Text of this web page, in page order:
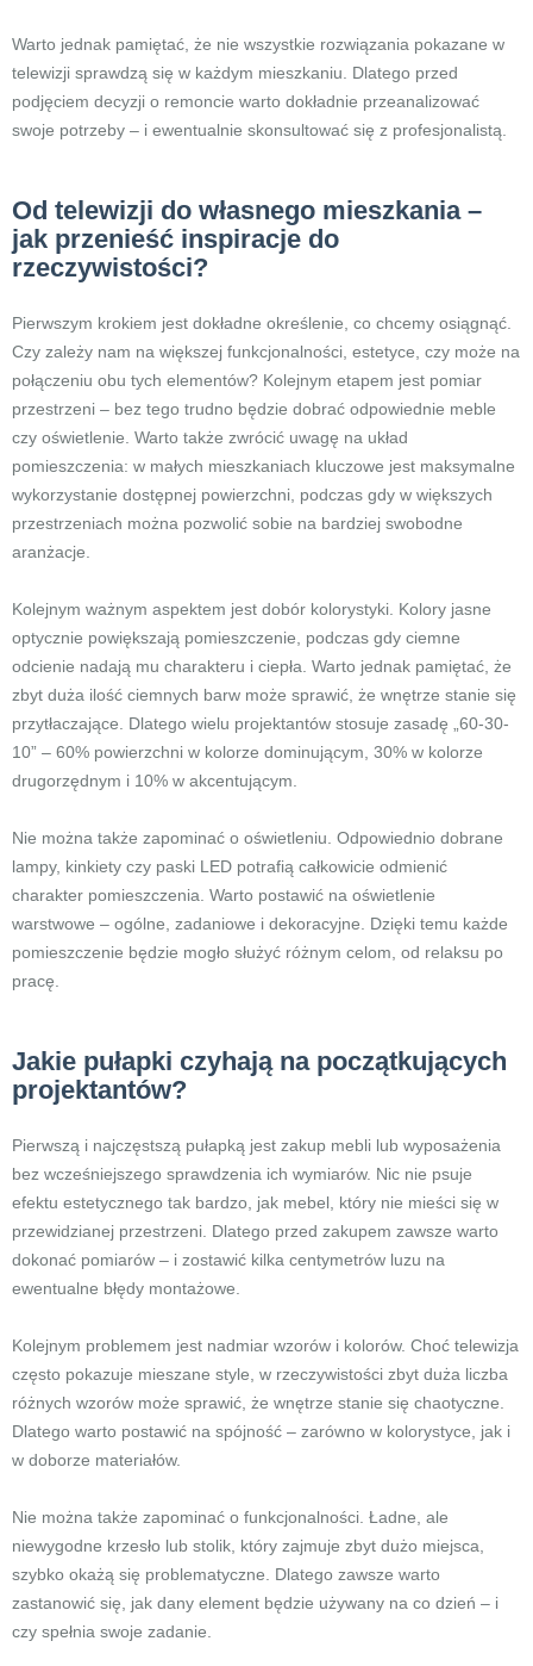
Warto jednak pamiętać, że nie wszystkie rozwiązania pokazane w
telewizji sprawdzą się w każdym mieszkaniu. Dlatego przed
podjęciem decyzji o remoncie warto dokładnie przeanalizować
swoje potrzeby – i ewentualnie skonsultować się z profesjonalistą.
Od telewizji do własnego mieszkania –
jak przenieść inspiracje do
rzeczywistości?
Pierwszym krokiem jest dokładne określenie, co chcemy osiągnąć.
Czy zależy nam na większej funkcjonalności, estetyce, czy może na
połączeniu obu tych elementów? Kolejnym etapem jest pomiar
przestrzeni – bez tego trudno będzie dobrać odpowiednie meble
czy oświetlenie. Warto także zwrócić uwagę na układ
pomieszczenia: w małych mieszkaniach kluczowe jest maksymalne
wykorzystanie dostępnej powierzchni, podczas gdy w większych
przestrzeniach można pozwolić sobie na bardziej swobodne
aranżacje.
Kolejnym ważnym aspektem jest dobór kolorystyki. Kolory jasne
optycznie powiększają pomieszczenie, podczas gdy ciemne
odcienie nadają mu charakteru i ciepła. Warto jednak pamiętać, że
zbyt duża ilość ciemnych barw może sprawić, że wnętrze stanie się
przytłaczające. Dlatego wielu projektantów stosuje zasadę „60-30-
10” – 60% powierzchni w kolorze dominującym, 30% w kolorze
drugorzędnym i 10% w akcentującym.
Nie można także zapominać o oświetleniu. Odpowiednio dobrane
lampy, kinkiety czy paski LED potrafią całkowicie odmienić
charakter pomieszczenia. Warto postawić na oświetlenie
warstwowe – ogólne, zadaniowe i dekoracyjne. Dzięki temu każde
pomieszczenie będzie mogło służyć różnym celom, od relaksu po
pracę.
Jakie pułapki czyhają na początkujących
projektantów?
Pierwszą i najczęstszą pułapką jest zakup mebli lub wyposażenia
bez wcześniejszego sprawdzenia ich wymiarów. Nic nie psuje
efektu estetycznego tak bardzo, jak mebel, który nie mieści się w
przewidzianej przestrzeni. Dlatego przed zakupem zawsze warto
dokonać pomiarów – i zostawić kilka centymetrów luzu na
ewentualne błędy montażowe.
Kolejnym problemem jest nadmiar wzorów i kolorów. Choć telewizja
często pokazuje mieszane style, w rzeczywistości zbyt duża liczba
różnych wzorów może sprawić, że wnętrze stanie się chaotyczne.
Dlatego warto postawić na spójność – zarówno w kolorystyce, jak i
w doborze materiałów.
Nie można także zapominać o funkcjonalności. Ładne, ale
niewygodne krzesło lub stolik, który zajmuje zbyt dużo miejsca,
szybko okażą się problematyczne. Dlatego zawsze warto
zastanowić się, jak dany element będzie używany na co dzień – i
czy spełnia swoje zadanie.